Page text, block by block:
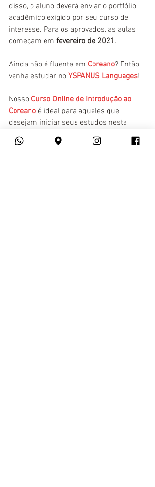
disso, o aluno deverá enviar o portfólio
acadêmico exigido por seu curso de
interesse. Para os aprovados, as aulas
começam em fevereiro de 2021 .
Ainda não é fluente em Coreano? Então
venha estudar no YSPANUS Languages!
Nosso Curso Online de Introdução ao
Coreano é ideal para aqueles que
desejam iniciar seus estudos nesta
língua.
Inglês